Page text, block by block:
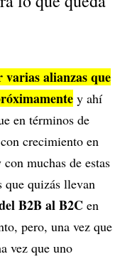
alianzas que
y ahí
en términos de
crecimiento en
muchas de estas
que quizás llevan
B2B al B2C en
pero, una vez que
vez que uno